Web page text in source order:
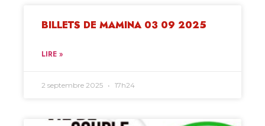
BILLETS DE MAMINA 03 09 2025
LIRE »
2 septembre 2025 17h24